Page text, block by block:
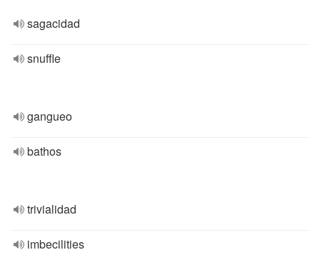
sagacidad
snuffle
gangueo
bathos
trivialidad
imbecilities